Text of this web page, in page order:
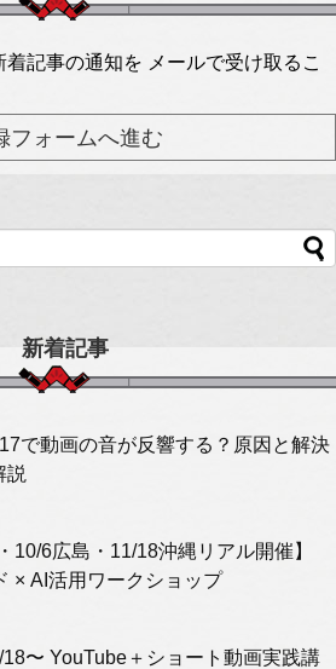
記事の通知を メールで受け取るこ
新着記事
で動画の音が反響する？原因と解決
説
10/6広島・11/18沖縄リアル開催】
× AI活用ワークショップ
18〜 YouTube＋ショート動画実践講